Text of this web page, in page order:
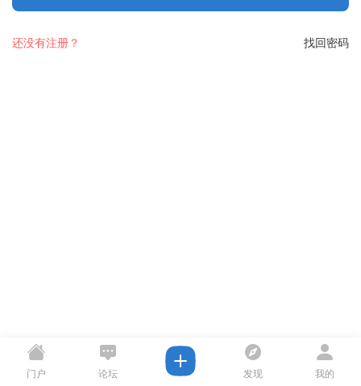
找回密码
还没有注册？
门户 论坛 发现 我的